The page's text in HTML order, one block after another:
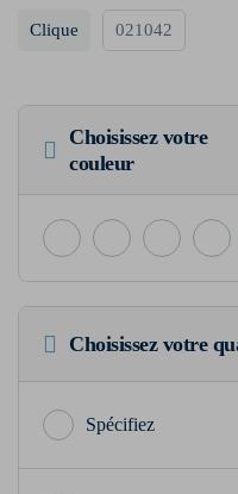
Clique 021042
Choisissez votre
couleur
Choisissez votre